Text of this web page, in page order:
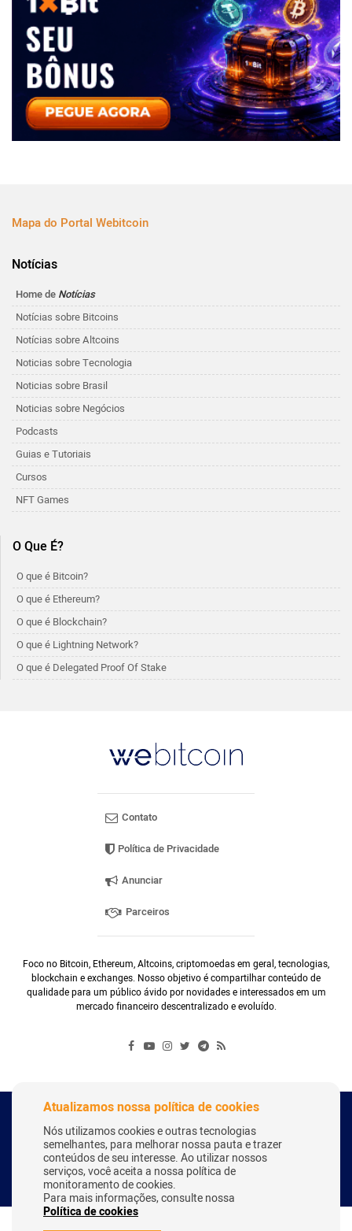
Mapa do Portal Webitcoin
Notícias
Home de Notícias
Notícias sobre Bitcoins
Notícias sobre Altcoins
Noticias sobre Tecnologia
Noticias sobre Brasil
Noticias sobre Negócios
Podcasts
Guias e Tutoriais
Cursos
NFT Games
O Que É?
O que é Bitcoin?
O que é Ethereum?
O que é Blockchain?
O que é Lightning Network?
O que é Delegated Proof Of Stake
Contato
Política de Privacidade
Anunciar
Parceiros
Foco no Bitcoin, Ethereum, Altcoins, criptomoedas em geral, tecnologias,
blockchain e exchanges. Nosso objetivo é compartilhar conteúdo de
qualidade para um público ávido por novidades e interessados em um
mercado financeiro descentralizado e evoluído.
Copyright Webitcoin 2018 - Todos os Direitos Reservados
Desenvolvido por: Herick Correa
Atualizamos nossa política de cookies
Nós utilizamos cookies e outras tecnologias
semelhantes, para melhorar nossa pauta e trazer
conteúdos de seu interesse. Ao utilizar nossos
serviços, você aceita a nossa política de
monitoramento de cookies.
Para mais informações, consulte nossa
Política de cookies